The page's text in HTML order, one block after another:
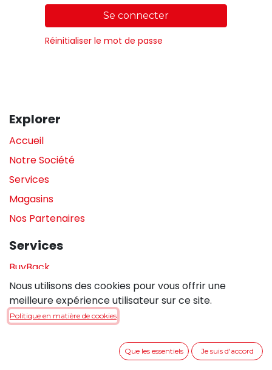
Se connecter
Réinitialiser le mot de passe
Explorer
Accueil
Notre Société
Services
Magasins
Nos Partenaires
Services
BuyBack
Assistance en magasin
Réparations
Politique de confidentialité
Nous utilisons des cookies pour vous offrir une
meilleure expérience utilisateur sur ce site.
Politique en matière de cookies
Que les essentiels Je suis d'accord